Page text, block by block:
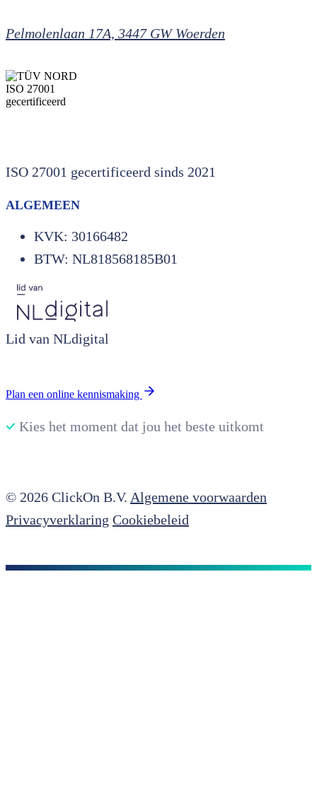
Pelmolenlaan 17A, 3447 GW Woerden
ISO 27001 gecertificeerd sinds 2021
ALGEMEEN
KVK: 30166482
BTW: NL818568185B01
Lid van NLdigital
Plan een online kennismaking
Kies het moment dat jou het beste uitkomt
© 2026 ClickOn B.V. Algemene voorwaarden
Privacyverklaring Cookiebeleid